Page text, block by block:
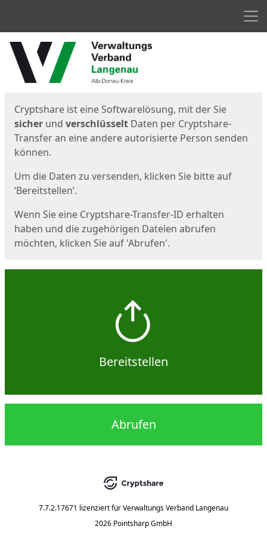
Start
Cryptshare ist eine Softwarelösung, mit der Sie
sicher und verschlüsselt Daten per Cryptshare-
Transfer an eine andere autorisierte Person senden
können.
Um die Daten zu versenden, klicken Sie bitte auf
‘Bereitstellen’.
Wenn Sie eine Cryptshare-Transfer-ID erhalten
haben und die zugehörigen Dateien abrufen
möchten, klicken Sie auf 'Abrufen'.
Bereitstellen
Abrufen
7.7.2.17671 lizenziert fürVerwaltungs Verband Langenau
2026 Pointsharp GmbH